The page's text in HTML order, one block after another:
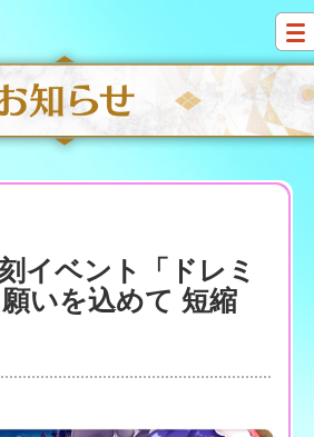
イベント「ドレミ
いを込めて 短縮